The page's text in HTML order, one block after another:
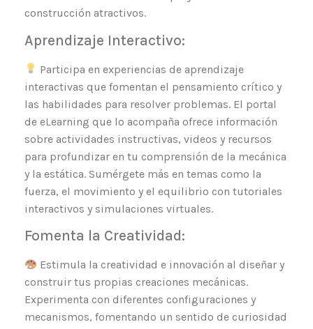
construcción atractivos.
Aprendizaje Interactivo:
Participa en experiencias de aprendizaje
interactivas que fomentan el pensamiento crítico y
las habilidades para resolver problemas. El portal
de eLearning que lo acompaña ofrece información
sobre actividades instructivas, videos y recursos
para profundizar en tu comprensión de la mecánica
y la estática. Sumérgete más en temas como la
fuerza, el movimiento y el equilibrio con tutoriales
interactivos y simulaciones virtuales.
Fomenta la Creatividad:
Estimula la creatividad e innovación al diseñar y
construir tus propias creaciones mecánicas.
Experimenta con diferentes configuraciones y
mecanismos, fomentando un sentido de curiosidad